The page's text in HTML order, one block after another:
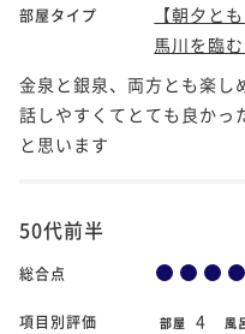
部屋タイプ
【朝夕と
馬川を臨
金泉と銀泉、両方とも楽し
話しやすくてとても良かっ
と思います
50代前半
総合点
項目別評価 部屋 4 風